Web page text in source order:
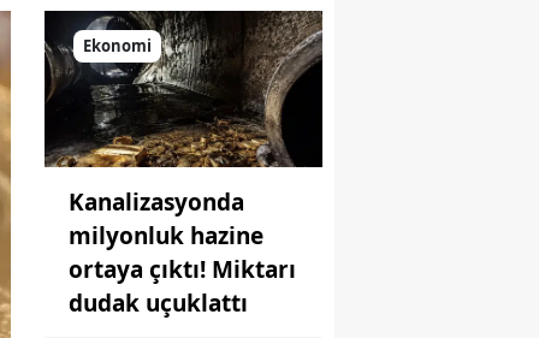
Ekonomi
Kanalizasyonda
milyonluk hazine
ortaya çıktı! Miktarı
dudak uçuklattı